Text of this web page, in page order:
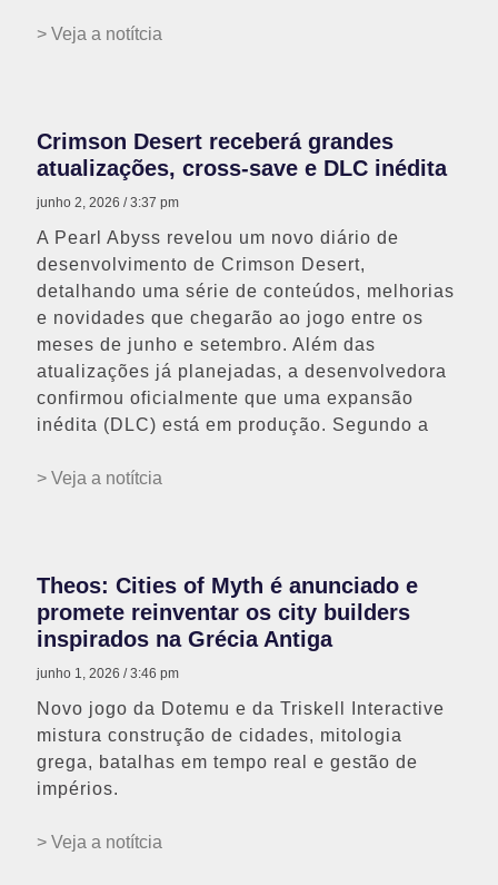
> Veja a notítcia
Crimson Desert receberá grandes
atualizações, cross-save e DLC inédita
junho 2, 2026 3:37 pm
A Pearl Abyss revelou um novo diário de
desenvolvimento de Crimson Desert,
detalhando uma série de conteúdos, melhorias
e novidades que chegarão ao jogo entre os
meses de junho e setembro. Além das
atualizações já planejadas, a desenvolvedora
confirmou oficialmente que uma expansão
inédita (DLC) está em produção. Segundo a
> Veja a notítcia
Theos: Cities of Myth é anunciado e
promete reinventar os city builders
inspirados na Grécia Antiga
junho 1, 2026 3:46 pm
Novo jogo da Dotemu e da Triskell Interactive
mistura construção de cidades, mitologia
grega, batalhas em tempo real e gestão de
impérios.
> Veja a notítcia